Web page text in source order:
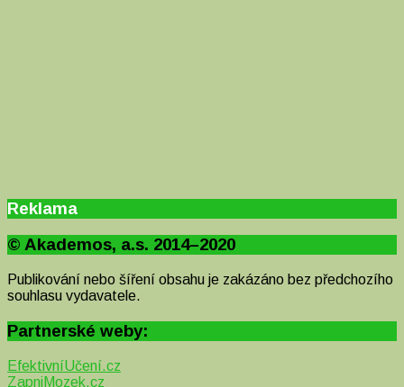
Reklama
© Akademos, a.s. 2014–2020
Publikování nebo šíření obsahu je zakázáno bez předchozího
souhlasu vydavatele.
Partnerské weby:
EfektivníUčení.cz
ZapniMozek.cz